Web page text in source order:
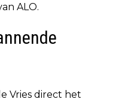
ALO.
Vries direct het